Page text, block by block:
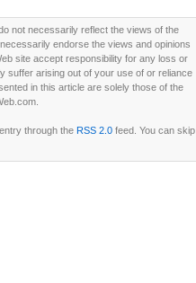
not necessarily reflect the views of the
endorse the views and opinions
site accept responsibility for any loss or
suffer arising out of your use of or reliance
in this article are solely those of the
through the RSS 2.0 feed. You can skip